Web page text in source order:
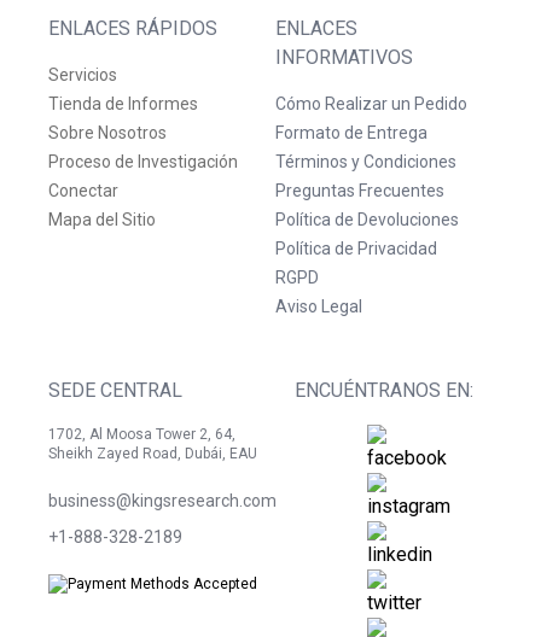
ENLACES RÁPIDOS
Servicios
Tienda de Informes
Sobre Nosotros
Proceso de Investigación
Conectar
Mapa del Sitio
ENLACES
INFORMATIVOS
Cómo Realizar un Pedido
Formato de Entrega
Términos y Condiciones
Preguntas Frecuentes
Política de Devoluciones
Política de Privacidad
RGPD
Aviso Legal
SEDE CENTRAL
1702, Al Moosa Tower 2, 64,
Sheikh Zayed Road, Dubái, EAU
business@kingsresearch.com
+1-888-328-2189
ENCUÉNTRANOS EN: